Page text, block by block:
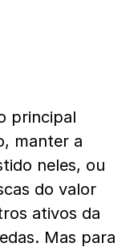
principal
manter a
neles, ou
do valor
ativos da
Mas para